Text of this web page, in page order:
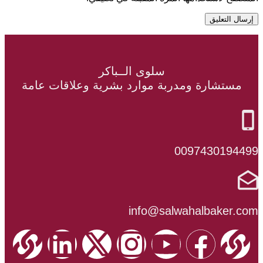
سلوى الــباكر
ومدربة موارد بشرية وعلاقات عامة